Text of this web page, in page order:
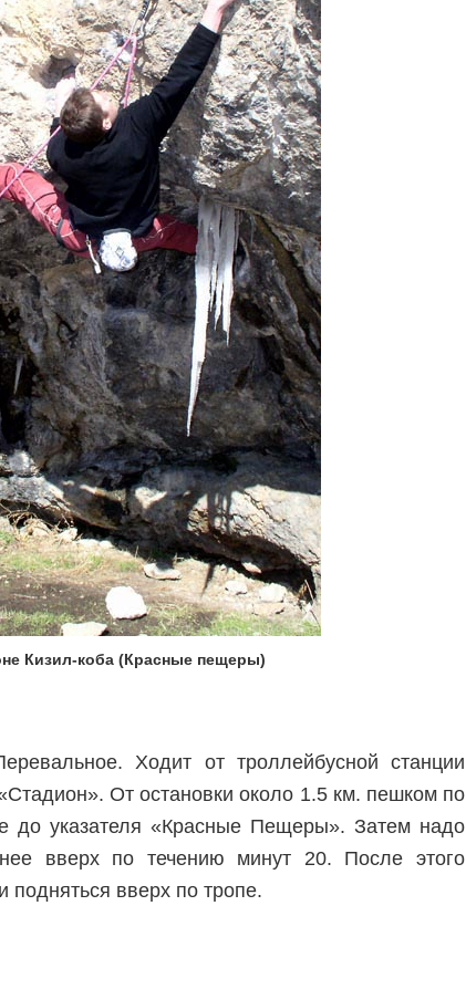
Кизил-коба (Красные пещеры)
Ходит от троллейбусной станции
От остановки около 1.5 км. пешком по
до указателя «Красные Пещеры». Затем надо
вверх по течению минут 20. После этого
подняться вверх по тропе.